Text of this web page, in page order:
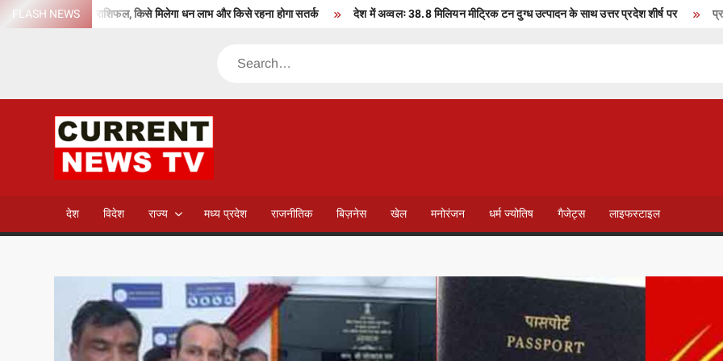
SkipFLASH NEWS
आज का राशिफल, किसे मिलेगा धन लाभ और किसे रहना होगा सतर्क देश में अव्वलः 38.8 मिलियन मीट्रिक टन दुग्ध उत्पादन के साथ उत्तर प्रदेश शीर्ष पर
Search
NEWS TV
देश विदेश राज्य मध्य प्रदेश राजनीतिक बिज़नेस खेल मनोरंजन धर्म ज्योतिष गैजेट्स लाइफस्टाइल